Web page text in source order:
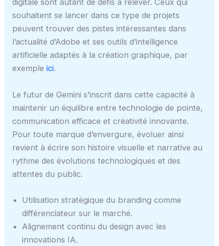
digitale sont autant de défis à relever. Ceux qui
souhaitent se lancer dans ce type de projets
peuvent trouver des pistes intéressantes dans
l’actualité d’Adobe et ses outils d’intelligence
artificielle adaptés à la création graphique, par
exempleici.
Le futur de Gemini s’inscrit dans cette capacité à
maintenir un équilibre entre technologie de pointe,
communication efficace et créativité innovante.
Pour toute marque d’envergure, évoluer ainsi
revient à écrire son histoire visuelle et narrative au
rythme des évolutions technologiques et des
attentes du public.
Utilisation stratégique du branding comme
différenciateur sur le marché.
Alignement continu du design avec les
innovations IA.